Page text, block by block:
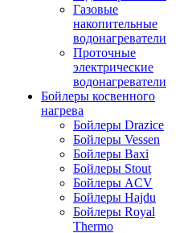
Газовые
накопительные
водонагреватели
Проточные
электрические
водонагреватели
Бойлеры косвенного
нагрева
Бойлеры Drazice
Бойлеры Vessen
Бойлеры Baxi
Бойлеры Stout
Бойлеры ACV
Бойлеры Hajdu
Бойлеры Royal
Thermo